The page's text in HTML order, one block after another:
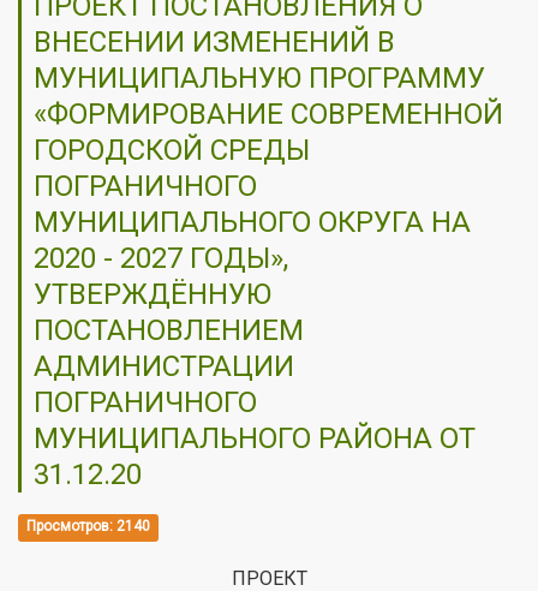
ВНЕСЕНИИ ИЗМЕНЕНИЙ В
МУНИЦИПАЛЬНУЮ ПРОГРАММУ
«ФОРМИРОВАНИЕ СОВРЕМЕННОЙ
ГОРОДСКОЙ СРЕДЫ
ПОГРАНИЧНОГО
МУНИЦИПАЛЬНОГО ОКРУГА НА
2020 - 2027 ГОДЫ»,
УТВЕРЖДЁННУЮ
ПОСТАНОВЛЕНИЕМ
АДМИНИСТРАЦИИ
ПОГРАНИЧНОГО
МУНИЦИПАЛЬНОГО РАЙОНА ОТ
31.12.20
Просмотров: 2140
ПРОЕКТ